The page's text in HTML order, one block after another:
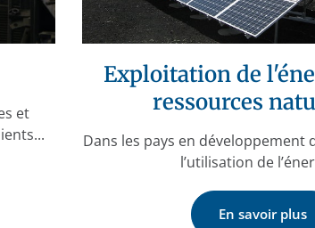
et
Exploitation de
ressources
Dans les pays en développement
l’utilisation de
En savoir plus